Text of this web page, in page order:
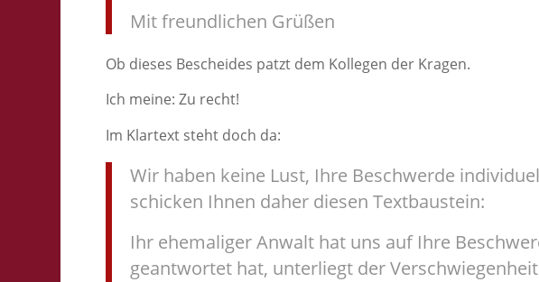
Mit freundlichen Grüßen
Ob dieses Bescheides patzt dem Kollegen der Kragen.
Ich meine: Zu recht!
Im Klartext steht doch da:
Wir haben keine Lust, Ihre Beschwerde
schicken Ihnen daher diesen Textbaustein:
Ihr ehemaliger Anwalt hat uns auf Ihre
geantwortet hat, unterliegt der